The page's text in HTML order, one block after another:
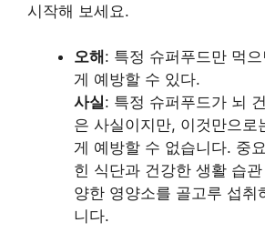
시작해 보세요.
오해 : 특정 슈퍼푸드만 먹
게 예방할 수 있다.
사실: 특정 슈퍼푸드가 뇌
은 사실이지만, 이것만으로
게 예방할 수 없습니다. 중
힌 식단과 건강한 생활 습
양한 영양소를 골고루 섭취
니다.